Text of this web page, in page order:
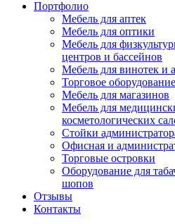
Портфолио
Мебель для аптек
Мебель для оптики
Мебель для
центров и бассейнов
Мебель для винотек и
Торговое
Мебель для магазинов
Мебель для
косметологических
Стойки
Офисная и
Торговые островки
Оборудование для
шопов
Отзывы
Контакты